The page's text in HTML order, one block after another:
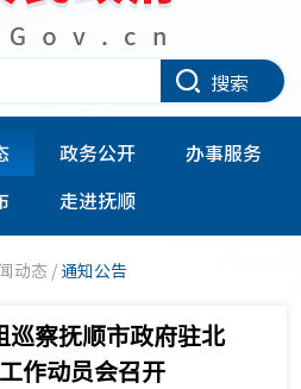
搜索
政务公开
办事服务
走进抚顺
动态 / 通知公告
巡察抚顺市政府驻北
作动员会召开